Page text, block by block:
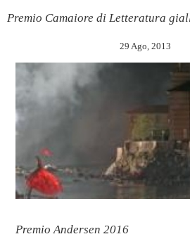
Premio Camaiore di Letteratura
29 Ago, 2013
Premio Andersen 2016